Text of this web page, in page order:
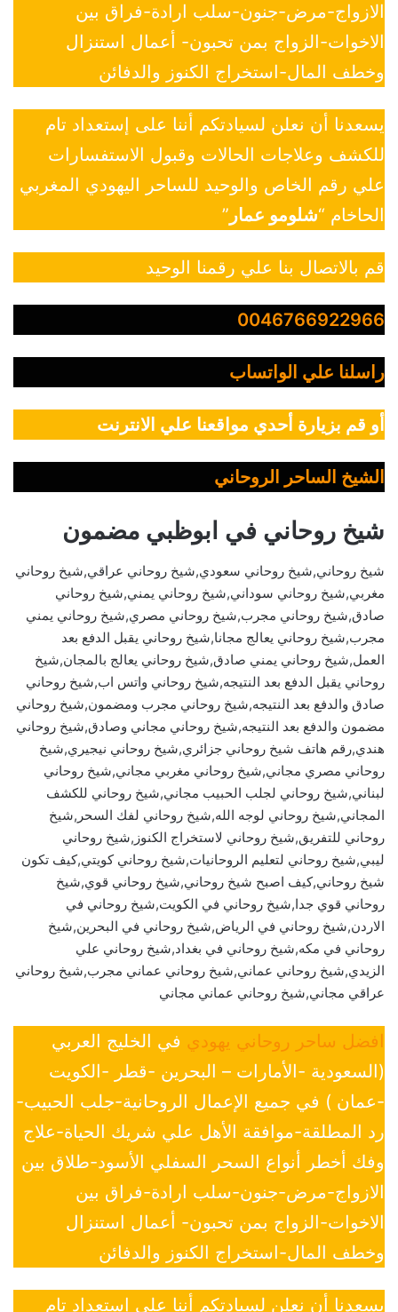
الازواج-مرض-جنون-سلب ارادة-فراق بين
الاخوات-الزواج بمن تحبون- أعمال استنزال
وخطف المال-استخراج الكنوز والدفائن
يسعدنا أن نعلن لسيادتكم أننا على إستعداد تام
للكشف وعلاجات الحالات وقبول الاستفسارات
علي رقم الخاص والوحيد للساحر اليهودي المغربي
الحاخام “شلومو عمار ”
قم بالاتصال بنا علي رقمنا الوحيد
0046766922966
راسلنا علي الواتساب
أو قم بزيارة أحدي مواقعنا علي الانترنت
الشيخ الساحر الروحاني
شيخ روحاني في ابوظبي مضمون
شيخ روحاني,شيخ روحاني سعودي,شيخ روحاني عراقي,شيخ روحاني
مغربي,شيخ روحاني سوداني,شيخ روحاني يمني,شيخ روحاني
صادق,شيخ روحاني مجرب,شيخ روحاني مصري,شيخ روحاني يمني
مجرب,شيخ روحاني يعالج مجانا,شيخ روحاني يقبل الدفع بعد
العمل,شيخ روحاني يمني صادق,شيخ روحاني يعالج بالمجان,شيخ
روحاني يقبل الدفع بعد النتيجه,شيخ روحاني واتس اب,شيخ روحاني
صادق والدفع بعد النتيجه,شيخ روحاني مجرب ومضمون,شيخ روحاني
مضمون والدفع بعد النتيجه,شيخ روحاني مجاني وصادق,شيخ روحاني
هندي,رقم هاتف شيخ روحاني جزائري,شيخ روحاني نيجيري,شيخ
روحاني مصري مجاني,شيخ روحاني مغربي مجاني,شيخ روحاني
لبناني,شيخ روحاني لجلب الحبيب مجاني,شيخ روحاني للكشف
المجاني,شيخ روحاني لوجه الله,شيخ روحاني لفك السحر,شيخ
روحاني للتفريق,شيخ روحاني لاستخراج الكنوز,شيخ روحاني
ليبي,شيخ روحاني لتعليم الروحانيات,شيخ روحاني كويتي,كيف تكون
شيخ روحاني,كيف اصبح شيخ روحاني,شيخ روحاني قوي,شيخ
روحاني قوي جدا,شيخ روحاني في الكويت,شيخ روحاني في
الاردن,شيخ روحاني في الرياض,شيخ روحاني في البحرين,شيخ
روحاني في مكه,شيخ روحاني في بغداد,شيخ روحاني علي
الزيدي,شيخ روحاني عماني,شيخ روحاني عماني مجرب,شيخ روحاني
عراقي مجاني,شيخ روحاني عماني مجاني
افضل ساحر روحاني يهودي في الخليج العربي
(السعودية -الأمارات – البحرين -قطر -الكويت
-عمان ) في جميع الإعمال الروحانية-جلب الحبيب-
رد المطلقة-موافقة الأهل علي شريك الحياة-علاج
وفك أخطر أنواع السحر السفلي الأسود-طلاق بين
الازواج-مرض-جنون-سلب ارادة-فراق بين
الاخوات-الزواج بمن تحبون- أعمال استنزال
وخطف المال-استخراج الكنوز والدفائن
يسعدنا أن نعلن لسيادتكم أننا على إستعداد تام